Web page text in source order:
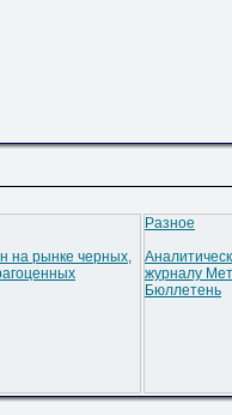
на рынке черных,
Разное
журналу
Бюллетень